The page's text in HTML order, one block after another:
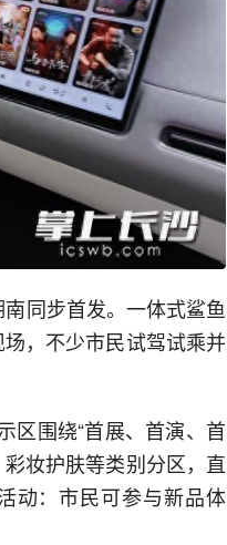
同步首发。一体式鲨鱼
，不少市民试驾试乘并
区围绕“首展、首演、首
妆护肤等类别分区，直
动：市民可参与新品体